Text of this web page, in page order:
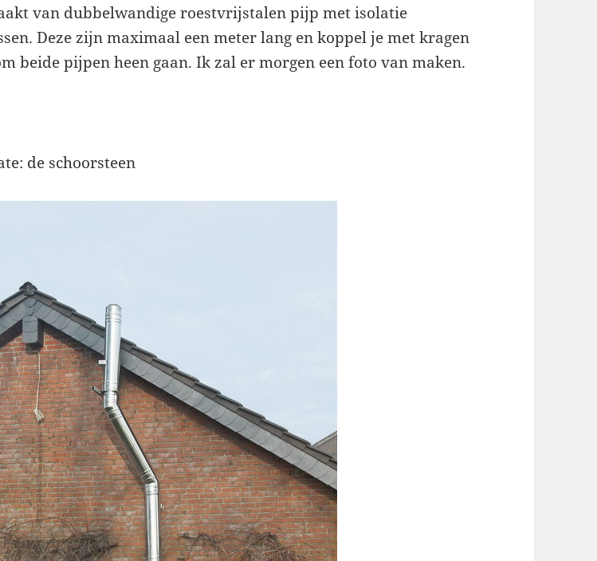
van dubbelwandige roestvrijstalen pijp met isolatie
Deze zijn maximaal een meter lang en koppel je met kragen
beide pijpen heen gaan. Ik zal er morgen een foto van maken.
de schoorsteen